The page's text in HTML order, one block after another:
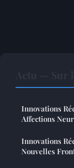
Innovations
Affections
Innovations
Nouvelles